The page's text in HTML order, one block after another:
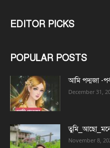
EDITOR PICKS
POPULAR POSTS
আমি পদ্মজা -
December 31,
November 8,